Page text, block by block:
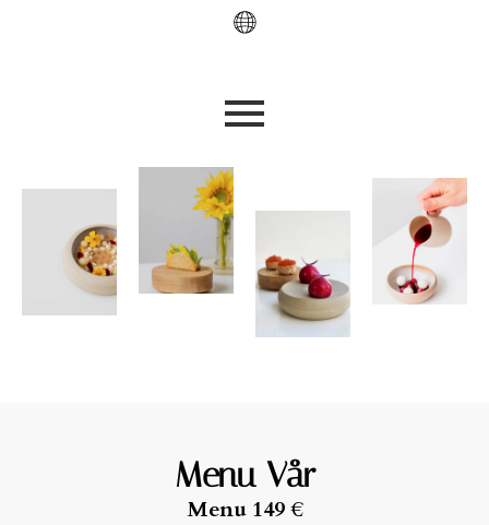
Menu Vår
Menu 149 €